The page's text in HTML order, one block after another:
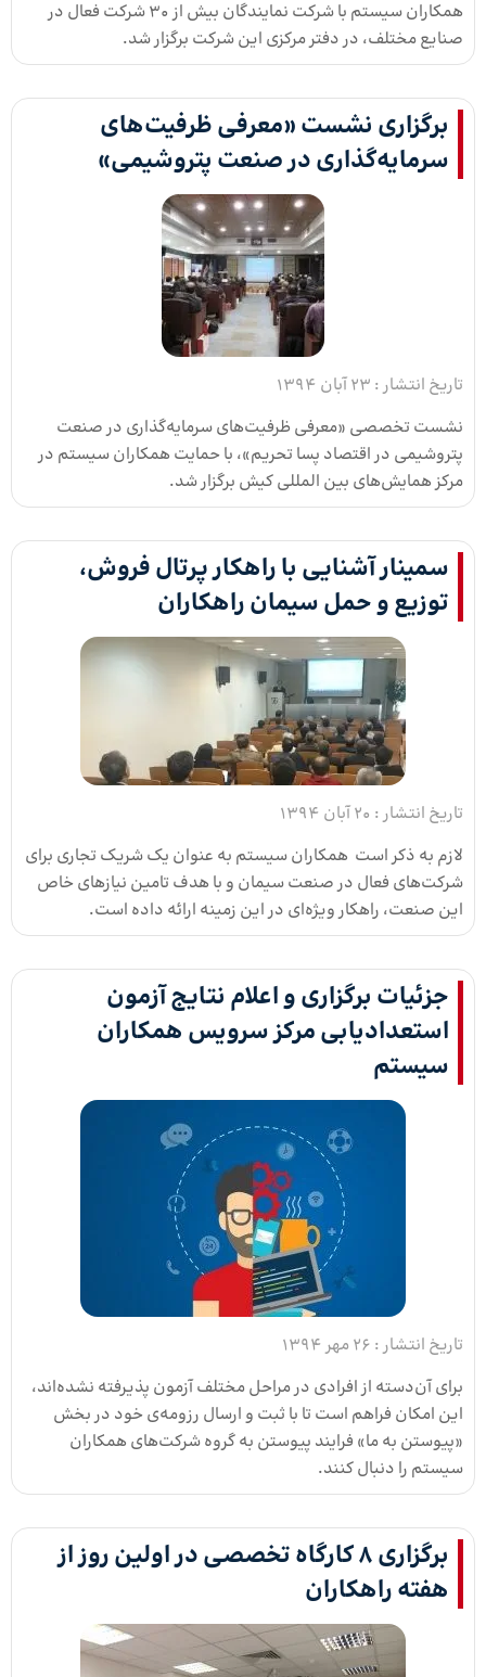
همکاران سیستم با شرکت نمایندگان بیش از ۳۰ شرکت فعال در
صنایع مختلف، در دفتر مرکزی این شرکت برگزار شد.
برگزاری نشست «معرفی ظرفیت‌های
سرمایه‌گذاری در صنعت پتروشیمی»
تاریخ انتشار : 23 آبان 1394
نشست تخصصی «معرفی ظرفیت‌های سرمایه‌گذاری در صنعت
پتروشیمی در اقتصاد پسا تحریم»، با حمایت همکاران سیستم در
مرکز همایش‌های بین المللی کیش برگزار شد.
سمینار آشنایی با راهکار پرتال فروش،
توزیع و حمل سیمان راهکاران
تاریخ انتشار : 20 آبان 1394
لازم به ذکر است همکاران سیستم به عنوان یک شریک تجاری برای
شرکت‌های فعال در صنعت سیمان و با هدف تامین نیازهای خاص
این صنعت، راهکار ویژه‌ای در این زمینه ارائه داده است.
جزئیات برگزاری و اعلام نتایج آزمون
استعدادیابی مرکز سرویس همکاران
سیستم
تاریخ انتشار : 26 مهر 1394
برای آن‌دسته از افرادی در مراحل مختلف آزمون پذیرفته‌ نشده‌اند،
این امکان فراهم است تا با ثبت و ارسال رزومه‌ی خود در بخش
«پیوستن به ما» فرایند پیوستن به گروه شرکت‌های همکاران
سیستم را دنبال کنند.
برگزاری ۸ کارگاه تخصصی در اولین روز از
هفته راهکاران